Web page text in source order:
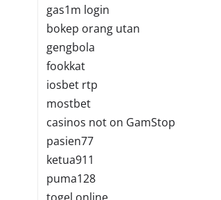
gas1m login
bokep orang utan
gengbola
fookkat
iosbet rtp
mostbet
casinos not on GamStop
pasien77
ketua911
puma128